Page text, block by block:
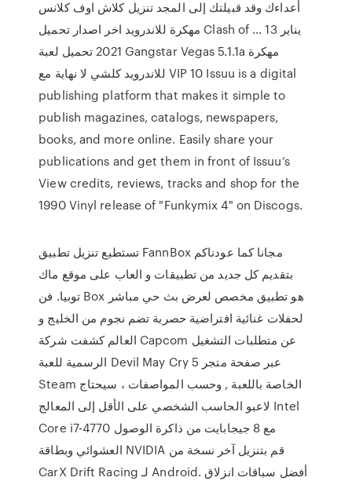
أعداءك وقد قبيلتك إلى المجد تنزيل كلاش اوف كلانس
مهكرة للاندرويد اخر اصدار تحميل Clash of … 13 يناير
2021 تحميل لعبة Gangstar Vegas 5.1.1a مهكرة
للاندرويد كلشي لا نهاية مع VIP 10 Issuu is a digital
publishing platform that makes it simple to
publish magazines, catalogs, newspapers,
books, and more online. Easily share your
publications and get them in front of Issuu’s
View credits, reviews, tracks and shop for the
1990 Vinyl release of "Funkymix 4" on Discogs.
تستطيع تنزيل تطبيق FannBox مجانا كما عودناكم
بتقديم كل جديد من تطبيقات و العاب على موقع ماك
توبيا. فن Box هو تطبيق مخصص لعرض بث حي مباشر
لحفلات غنائية افتراضية حصرية تضم نجوم من الخليج و
العالم كشفت شركة Capcom عن متطلبات التشغيل
الرسمية للعبة Devil May Cry 5 عبر صفحة متجر
Steam الخاصة باللعبة , وحسب المواصفات ، سيحتاج
لاعبو الحاسب الشخصي على الأقل إلى المعالج Intel
Core i7-4770 مع 8 جيجابايت من ذاكرة الوصول
العشوائي وبطاقة NVIDIA قم بتنزيل آخر نسخة من
CarX Drift Racing لـ Android. أفضل سباقات انزلاق